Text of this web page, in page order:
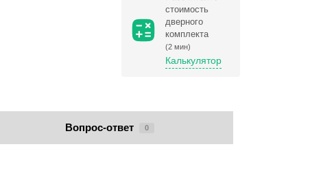
стоимость
дверного
комплекта
(2 мин)
Калькулятор
Вопрос-ответ 0